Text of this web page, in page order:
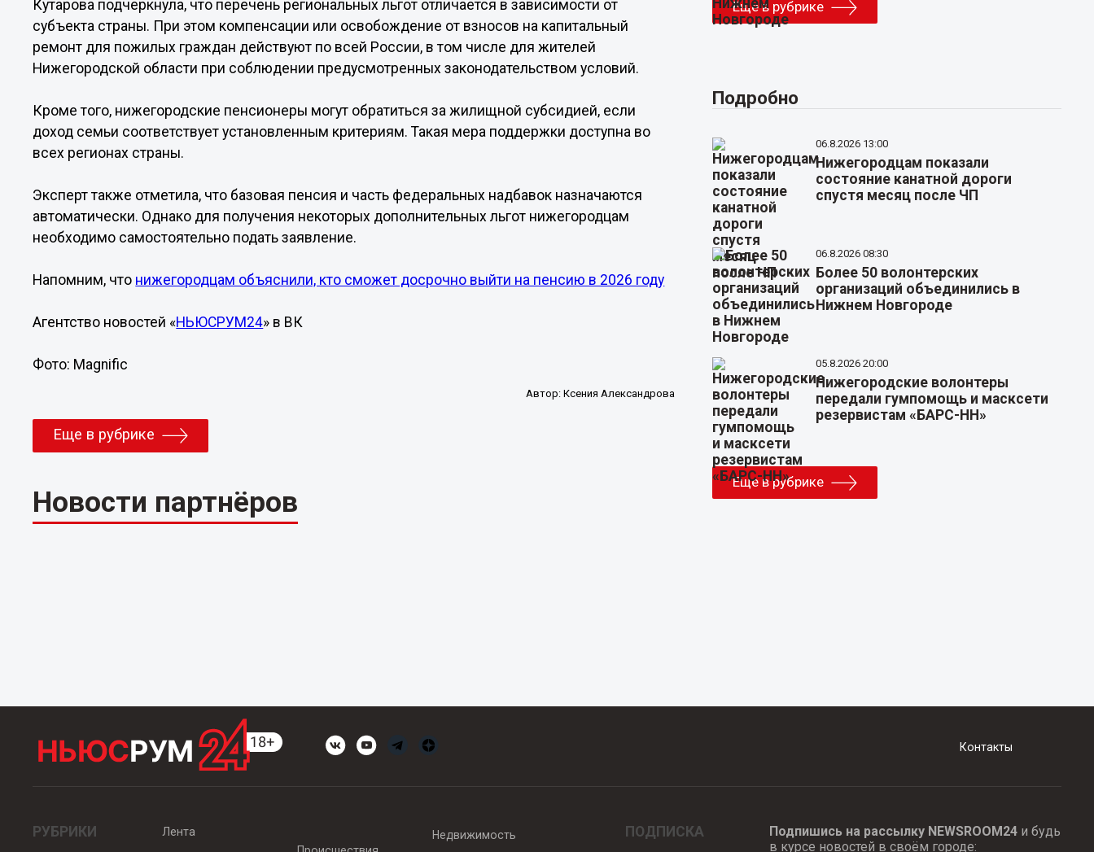
Кутарова подчеркнула, что перечень региональных льгот отличается в зависимости от
субъекта страны. При этом компенсации или освобождение от взносов на капитальный
ремонт для пожилых граждан действуют по всей России, в том числе для жителей
Нижегородской области при соблюдении предусмотренных законодательством условий.
Кроме того, нижегородские пенсионеры могут обратиться за жилищной субсидией, если
доход семьи соответствует установленным критериям. Такая мера поддержки доступна во
всех регионах страны.
Эксперт также отметила, что базовая пенсия и часть федеральных надбавок назначаются
автоматически. Однако для получения некоторых дополнительных льгот нижегородцам
необходимо самостоятельно подать заявление.
Напомним, что нижегородцам объяснили, кто сможет досрочно выйти на пенсию в 2026 году
Агентство новостей «НЬЮСРУМ24» в ВК
Фото: Magnific
Автор: Ксения Александрова
Еще в рубрике
Новости партнёров
Еще в рубрике
Подробно
06.8.2026 13:00
Нижегородцам показали
состояние канатной дороги
спустя месяц после ЧП
06.8.2026 08:30
Более 50 волонтерских
организаций объединились в
Нижнем Новгороде
05.8.2026 20:00
Нижегородские волонтеры
передали гумпомощь и масксети
резервистам «БАРС-НН»
Еще в рубрике
Контакты
РУБРИКИ
Лента
Недвижимость ПОДПИСКА Подпишись на рассылку NEWSROOM24и будь
в курсе новостей в своём городе: